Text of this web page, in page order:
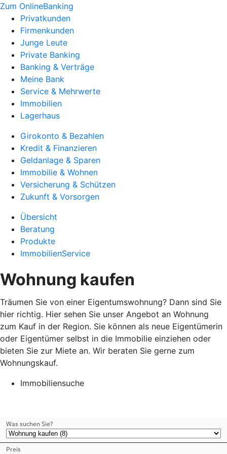
Zum OnlineBanking
Privatkunden
Firmenkunden
Junge Leute
Private Banking
Banking & Verträge
Meine Bank
Service & Mehrwerte
Immobilien
Lagerhaus
Girokonto & Bezahlen
Kredit & Finanzieren
Geldanlage & Sparen
Immobilie & Wohnen
Versicherung & Schützen
Zukunft & Vorsorgen
Übersicht
Beratung
Produkte
ImmobilienService
Wohnung kaufen
Träumen Sie von einer Eigentumswohnung? Dann sind Sie
hier richtig. Hier sehen Sie unser Angebot an Wohnung
zum Kauf in der Region. Sie können als neue Eigentümerin
oder Eigentümer selbst in die Immobilie einziehen oder
bieten Sie zur Miete an. Wir beraten Sie gerne zum
Wohnungskauf.
Immobiliensuche